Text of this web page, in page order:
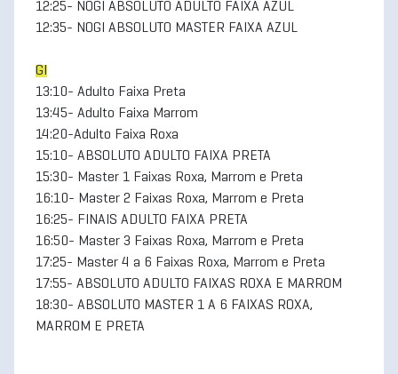
12:25- NOGI ABSOLUTO ADULTO FAIXA AZUL
12:35- NOGI ABSOLUTO MASTER FAIXA AZUL
GI
13:10- Adulto Faixa Preta
13:45- Adulto Faixa Marrom
14:20-Adulto Faixa Roxa
15:10- ABSOLUTO ADULTO FAIXA PRETA
15:30- Master 1 Faixas Roxa, Marrom e Preta
16:10- Master 2 Faixas Roxa, Marrom e Preta
16:25- FINAIS ADULTO FAIXA PRETA
16:50- Master 3 Faixas Roxa, Marrom e Preta
17:25- Master 4 a 6 Faixas Roxa, Marrom e Preta
17:55- ABSOLUTO ADULTO FAIXAS ROXA E MARROM
18:30- ABSOLUTO MASTER 1 A 6 FAIXAS ROXA,
MARROM E PRETA